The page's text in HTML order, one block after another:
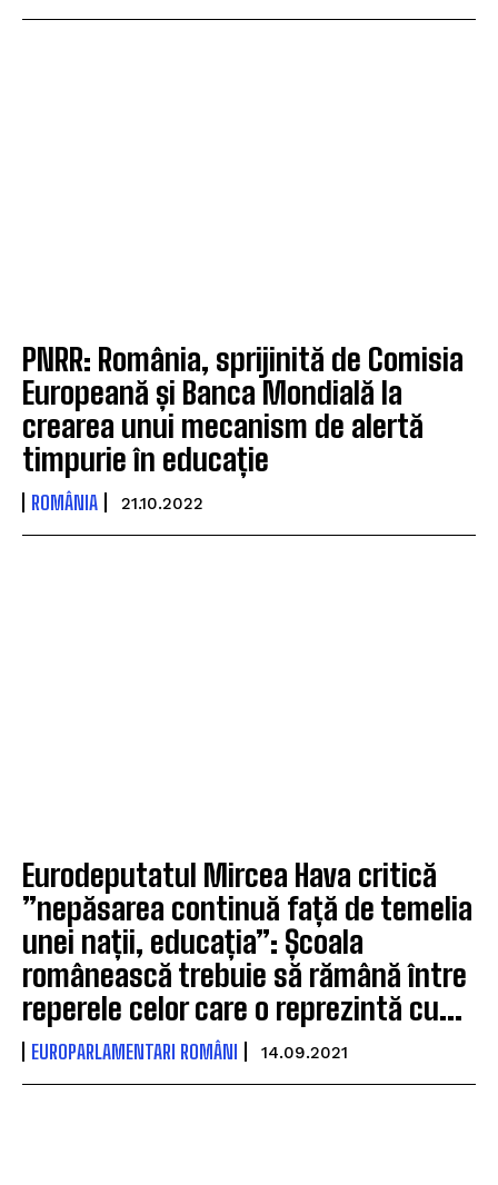
PNRR: România, sprijinită de Comisia
Europeană și Banca Mondială la
crearea unui mecanism de alertă
timpurie în educație
ROMÂNIA 21.10.2022
Eurodeputatul Mircea Hava critică
”nepăsarea continuă față de temelia
unei nații, educația”: Școala
românească trebuie să rămână între
reperele celor care o reprezintă cu...
EUROPARLAMENTARI ROMÂNI 14.09.2021